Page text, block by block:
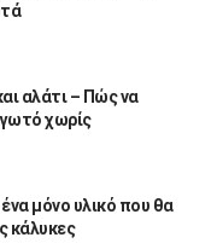
αλάτι – Πώς να
χωρίς
μόνο υλικό που θα
κάλυκες